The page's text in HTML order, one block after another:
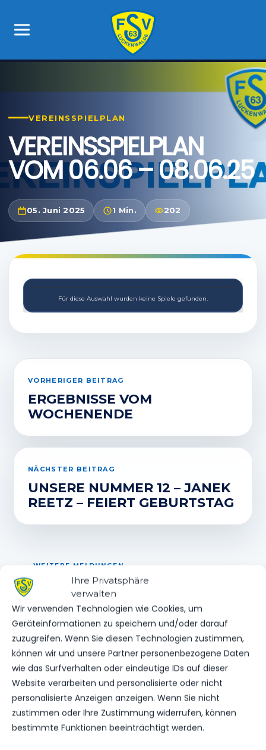
Ihre Privatsphäre
verwalten
Wir verwenden Technologien wie Cookies, um
Geräteinformationen zu speichern und/oder darauf
zuzugreifen. Wenn Sie diesen Technologien zustimmen,
können wir und unsere Partner personenbezogene Daten
wie das Surfverhalten oder eindeutige IDs auf dieser
Website verarbeiten und personalisierte oder nicht
personalisierte Anzeigen anzeigen. Wenn Sie nicht
zustimmen oder Ihre Zustimmung widerrufen, können
bestimmte Funktionen beeinträchtigt werden.
VEREINSSPIELPLAN
VEREINSSPIELPLAN
VOM 06.06 – 08.06.25
05. Juni 2025 1 Min. 202
Für diese Auswahl wurden keine Spiele gefunden.
VORHERIGER BEITRAG
ERGEBNISSE VOM
WOCHENENDE
NÄCHSTER BEITRAG
UNSERE NUMMER 12 – JANEK
REETZ – FEIERT GEBURTSTAG
WEITERE MELDUNGEN
DAS KÖNNTE DICH
AUCH INTERESSIEREN.
NOFV FIXIERT DIE LETZTEN SPIELTAGE
01. Apr. 2026 202